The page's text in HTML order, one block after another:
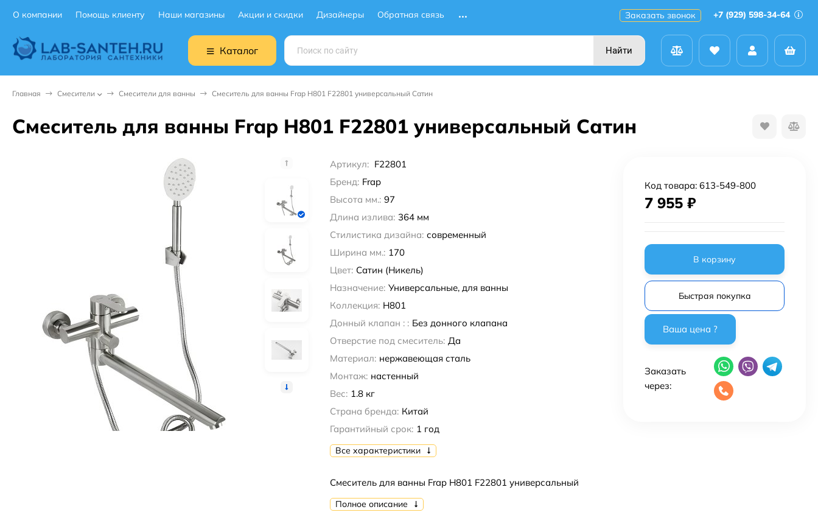
О компании Помощь клиенту Наши магазины Акции и скидки Дизайнеры Обратная связь Заказать звонок +7 (929) 598-34-64
Каталог Найти
Главная Смесители Смесители для ванны Смеситель для ванны Frap H801 F22801 универсальный Сатин
Смеситель для ванны Frap H801 F22801 универсальный Сатин
Артикул: F22801
Бренд: Frap
Высота мм.: 97
Длина излива: 364 мм
Стилистика дизайна: современный
Ширина мм.: 170
Цвет: Сатин (Никель)
Назначение: Универсальные, для ванны
Коллекция: H801
Донный клапан : : Без донного клапана
Отверстие под смеситель: Да
Материал: нержавеющая сталь
Монтаж: настенный
Вес: 1.8 кг
Страна бренда: Китай
Гарантийный срок: 1 год
Все характеристики
Смеситель для ванны Frap H801 F22801 универсальный
Полное описание
Код товара: 613-549-800
7 955 ₽
В корзину
Быстрая покупка
Заказать
через: